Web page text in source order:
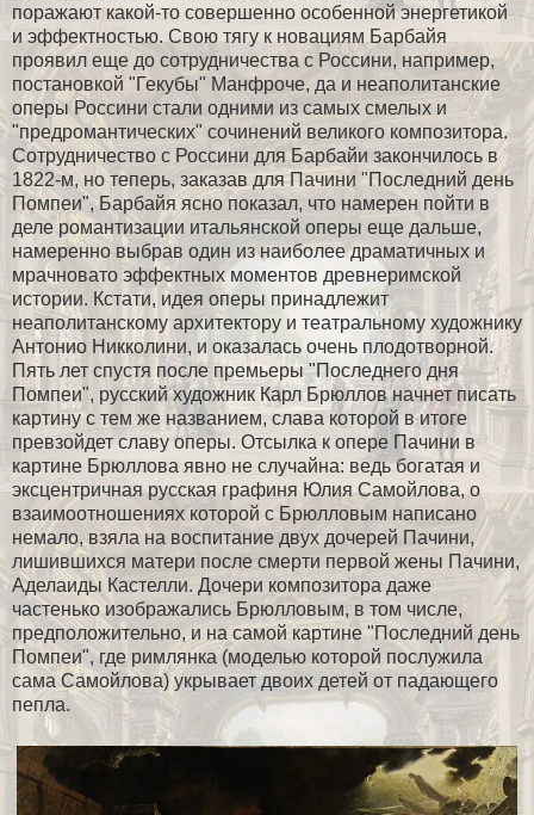
поражают какой-то совершенно особенной энергетикой
и эффектностью. Свою тягу к новациям Барбайя
проявил еще до сотрудничества с Россини, например,
постановкой "Гекубы" Манфроче, да и неаполитанские
оперы Россини стали одними из самых смелых и
"предромантических" сочинений великого композитора.
Сотрудничество с Россини для Барбайи закончилось в
1822-м, но теперь, заказав для Пачини "Последний день
Помпеи", Барбайя ясно показал, что намерен пойти в
деле романтизации итальянской оперы еще дальше,
намеренно выбрав один из наиболее драматичных и
мрачновато эффектных моментов древнеримской
истории. Кстати, идея оперы принадлежит
неаполитанскому архитектору и театральному художнику
Антонио Никколини, и оказалась очень плодотворной.
Пять лет спустя после премьеры "Последнего дня
Помпеи", русский художник Карл Брюллов начнет писать
картину с тем же названием, слава которой в итоге
превзойдет славу оперы. Отсылка к опере Пачини в
картине Брюллова явно не случайна: ведь богатая и
эксцентричная русская графиня Юлия Самойлова, о
взаимоотношениях которой с Брюлловым написано
немало, взяла на воспитание двух дочерей Пачини,
лишившихся матери после смерти первой жены Пачини,
Аделаиды Кастелли. Дочери композитора даже
частенько изображались Брюлловым, в том числе,
предположительно, и на самой картине "Последний день
Помпеи", где римлянка (моделью которой послужила
сама Самойлова) укрывает двоих детей от падающего
пепла.